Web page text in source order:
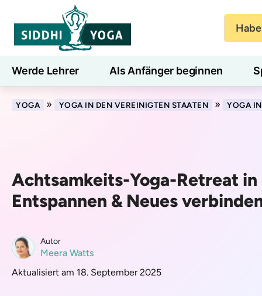
Werde Lehrer Als Anfänger beginnen
Blog Lernen
YOGA » YOGA IN DEN VEREINIGTEN STAATEN » YOGA
Achtsamkeits-Yoga-Retreat
Entspannen & Neues
Autor
Meera Watts
Aktualisiert am 18. September 2025